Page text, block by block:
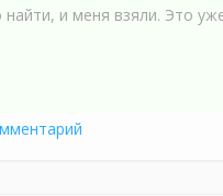
найти, и меня взяли. Это